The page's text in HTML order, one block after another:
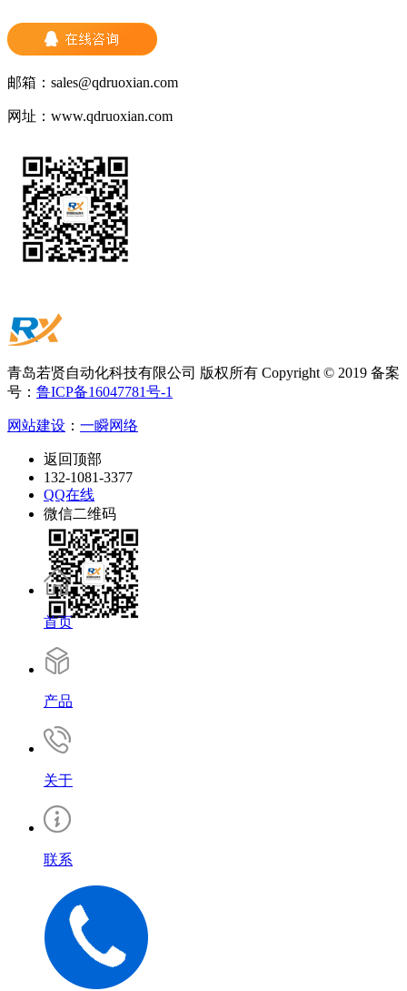
邮箱： sales@qdruoxian.com
网址： www.qdruoxian.com
青岛若贤自动化科技有限公司 版权所有 Copyright © 2019 备案
号： 鲁ICP备16047781号-1
网站建设 ： 一瞬网络
返回顶部
132-1081-3377
QQ在线
微信二维码
首页
产品
关于
联系